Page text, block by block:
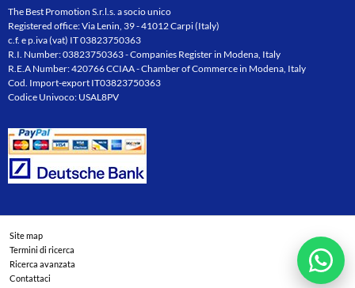
The Best Promotion S.r.l.s. a socio unico
Registered office: Via Lenin, 39 - 41012 Carpi (Italy)
c.f. e p.iva (vat) IT 03823750363
R.I. Number: 03823750363 - Companies Register in Modena, Italy
R.E.A Number: 420766 CCIAA - Chamber of Commerce in Modena, Italy
Cod. Import-export IT03823750363
Codice Univoco: USAL8PV
Site map
Termini di ricerca
Ricerca avanzata
Contattaci